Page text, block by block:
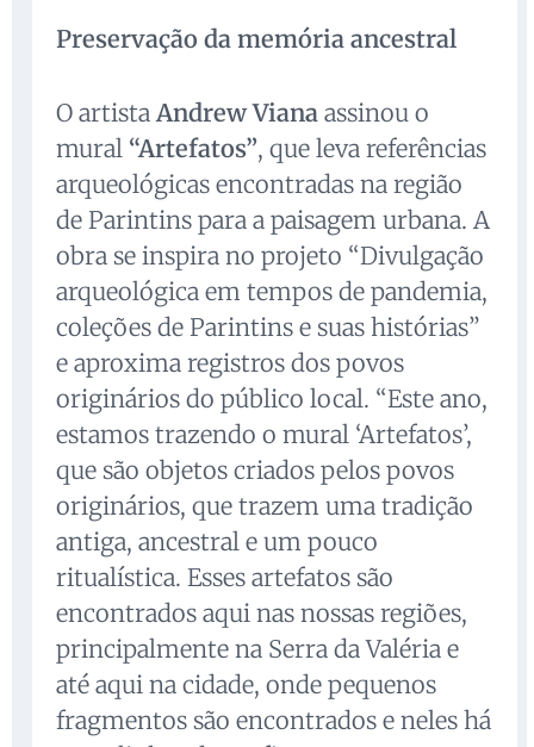
Preservação da memória ancestral
O artista Andrew Viana assinou o
mural “Artefatos”, que leva referências
arqueológicas encontradas na região
de Parintins para a paisagem urbana. A
obra se inspira no projeto “Divulgação
arqueológica em tempos de pandemia,
coleções de Parintins e suas histórias”
e aproxima registros dos povos
originários do público local. “Este ano,
estamos trazendo o mural ‘Artefatos’,
que são objetos criados pelos povos
originários, que trazem uma tradição
antiga, ancestral e um pouco
ritualística. Esses artefatos são
encontrados aqui nas nossas regiões,
principalmente na Serra da Valéria e
até aqui na cidade, onde pequenos
fragmentos são encontrados e neles há